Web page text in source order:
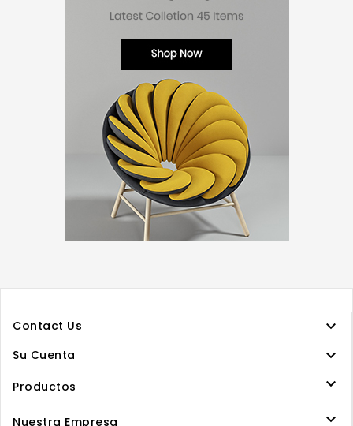
Contact Us 
Su Cuenta 
Productos 
Nuestra Empresa 